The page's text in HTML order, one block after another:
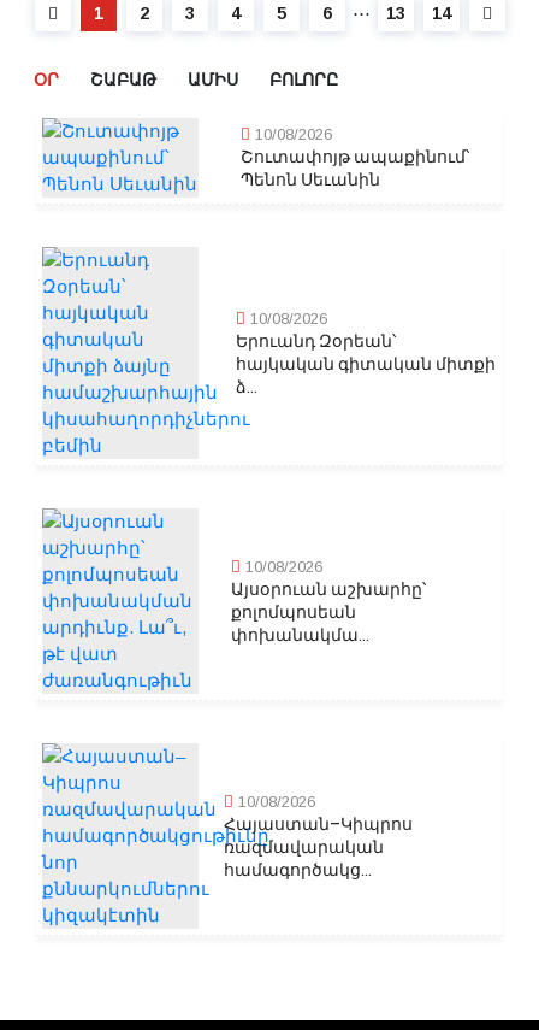
1 2 3 4 5 6 ⋯ 13 14
ՕՐ ՇԱԲԱԹ ԱՄԻՍ ԲՈԼՈՐԸ
10/08/2026
Շուտափոյթ ապաքինում՝
Պենոն Սեւանին
10/08/2026
Երուանդ Զօրեան՝
հայկական գիտական միտքի
ձ...
10/08/2026
Այսօրուան աշխարհը՝
քոլոմպոսեան
փոխանակմա...
10/08/2026
Հայաստան–Կիպրոս
ռազմավարական
համագործակց...